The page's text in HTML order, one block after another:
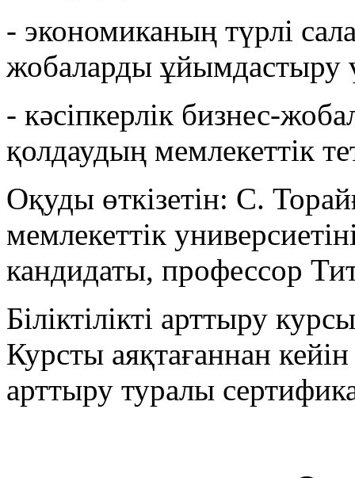
- экономиканың түрлі
жобаларды ұйымдастыру
- кәсіпкерлік бизнес-
қолдаудың мемлекеттік
Оқуды өткізетін: С.
мемлекеттік
кандидаты, профессор
Біліктілікті арттыру
Курсты аяқтағаннан
арттыру туралы